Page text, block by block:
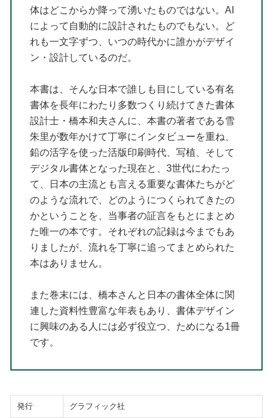
体はどこからか降って湧いたものではない。AI
によって自動的に設計されたものでもない。ど
れも一文字ずつ、いつの時代かに誰かがデザイ
ン・設計しているのだ。
本書は、そんな日本で誰しも目にしている有名
書体を長年にわたり多数つくり続けてきた書体
設計士・橋本和夫さんに、本書の著者である雪
朱里が数年かけて丁寧にインタビューを重ね、
鉛の活字を使った活版印刷時代、写植、そして
デジタル書体となった現在と、3世代にわたっ
て、日本の主流とも言える重要な書体たちがど
のような流れで、どのようにつくられてきたの
かということを、当事者の証言をもとにまとめ
た唯一の本です。それぞれの記録は今までもあ
りましたが、流れを丁寧に追ってまとめられた
本はありません。
また巻末には、橋本さんと日本の書体全体に関
連した資料性豊富な年表もあり、書体デザイン
に興味のある人には必ず役立つ、ためになる1冊
です。
発行 グラフィック社